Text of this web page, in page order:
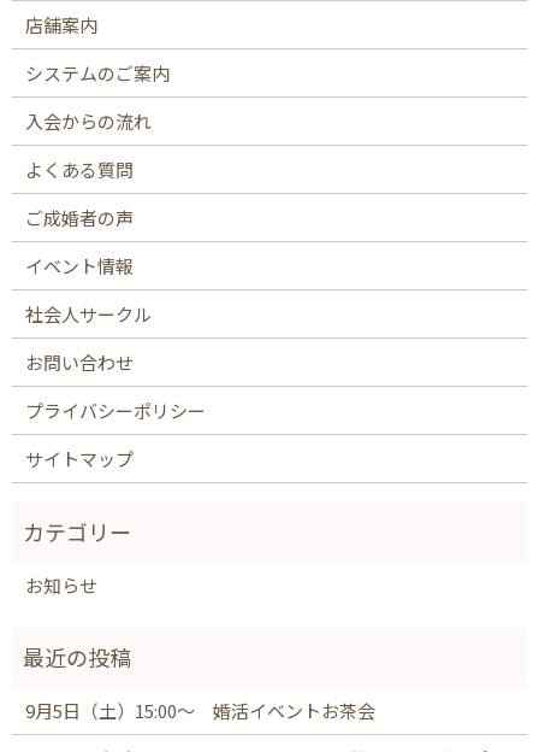
店舗案内
システムのご案内
入会からの流れ
よくある質問
ご成婚者の声
イベント情報
社会人サークル
お問い合わせ
プライバシーポリシー
サイトマップ
お知らせ
9月5日（土）15:00～ 婚活イベントお茶会